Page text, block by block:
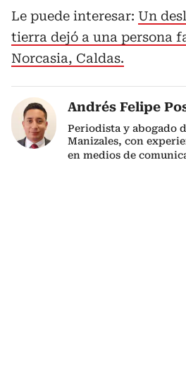
Le puede interesar: Un
tierra dejó a una persona
Norcasia, Caldas.
Andrés Felipe
Periodista y abogado
Manizales, con
en medios de